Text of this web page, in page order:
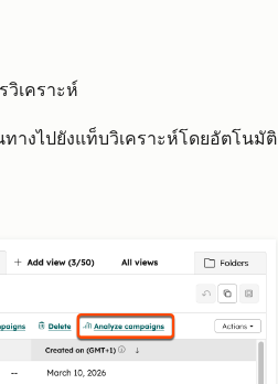
เคราะห์
างไปยังแท็บวิเคราะห์โดยอัตโนมัติ